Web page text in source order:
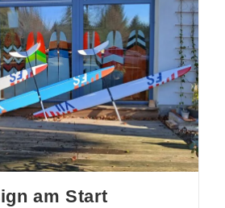
am Start